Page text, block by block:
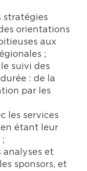
stratégies
orientations
aux
;
suivi des
: de la
par les
les services
étant leur
;
analyses et
sponsors, et